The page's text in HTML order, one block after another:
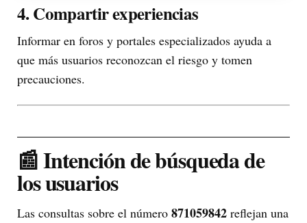
4. Compartir experiencias
Informar en foros y portales especializados ayuda a
que más usuarios reconozcan el riesgo y tomen
precauciones.
📰 Intención de búsqueda de
los usuarios
Las consultas sobre el número 871059842 reflejan una